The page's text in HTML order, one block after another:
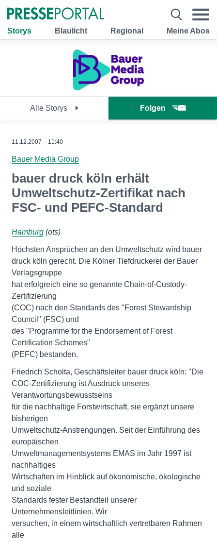
Storys Blaulicht Regional Meine Abos
Alle Storys Folgen
11.12.2007 – 11:40
Bauer Media Group
bauer druck köln erhält
Umweltschutz-Zertifikat nach
FSC- und PEFC-Standard
Hamburg (ots)
Höchsten Ansprüchen an den Umweltschutz wird bauer
druck köln gerecht. Die Kölner Tiefdruckerei der Bauer
Verlagsgruppe
hat erfolgreich eine so genannte Chain-of-Custody-
Zertifizierung
(COC) nach den Standards des "Forest Stewardship
Council" (FSC) und
des "Programme for the Endorsement of Forest
Certification Schemes"
(PEFC) bestanden.
Friedrich Scholta, Geschäftsleiter bauer druck köln: "Die
COC-Zertifizierung ist Ausdruck unseres
Verantwortungsbewusstseins
für die nachhaltige Forstwirtschaft, sie ergänzt unsere
bisherigen
Umweltschutz-Anstrengungen. Seit der Einführung des
europäischen
Umweltmanagementsystems EMAS im Jahr 1997 ist
nachhaltiges
Wirtschaften im Hinblick auf ökonomische, ökologische
und soziale
Standards fester Bestandteil unserer
Unternehmensleitlinien. Wir
versuchen, in einem wirtschaftlich vertretbaren Rahmen
alle